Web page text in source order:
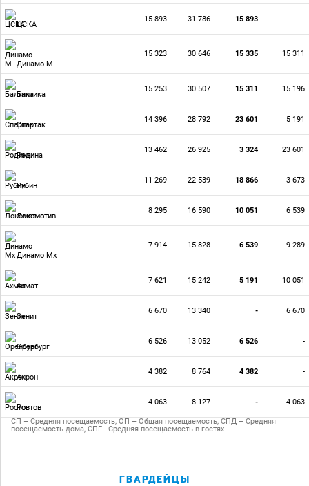
ЦСКА
15 893 31 786 15 893 -
Динамо М
15 323 30 646 15 335 15 311
Балтика
15 253 30 507 15 311 15 196
Спартак
14 396 28 792 23 601 5 191
Родина
13 462 26 925 3 324 23 601
Рубин
11 269 22 539 18 866 3 673
Локомотив
8 295 16 590 10 051 6 539
Динамо Мх
7 914 15 828 6 539 9 289
Ахмат
7 621 15 242 5 191 10 051
Зенит
6 670 13 340 - 6 670
Оренбург
6 526 13 052 6 526 -
Акрон
4 382 8 764 4 382 -
Ростов
4 063 8 127 - 4 063
СП – Средняя посещаемость, ОП – Общая посещаемость, СПД – Средняя
посещаемость дома, СПГ - Средняя посещаемость в гостях
ГВАРДЕЙЦЫ